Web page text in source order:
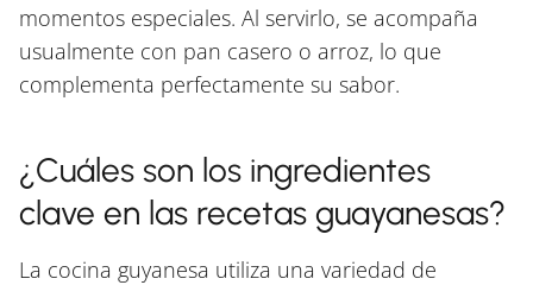
momentos especiales. Al servirlo, se acompaña
usualmente con pan casero o arroz, lo que
complementa perfectamente su sabor.
¿Cuáles son los ingredientes
clave en las recetas guayanesas?
La cocina guyanesa utiliza una variedad de